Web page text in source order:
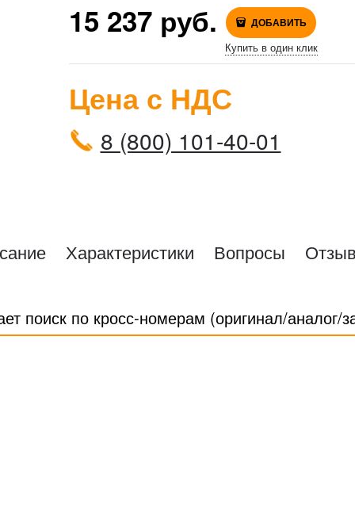
15 237 руб. ДОБАВИТЬ
Купить в один клик
Цена с НДС
8 (800) 101-40-01
Характеристики Вопросы
поиск по кросс-номерам (оригинал/аналог/